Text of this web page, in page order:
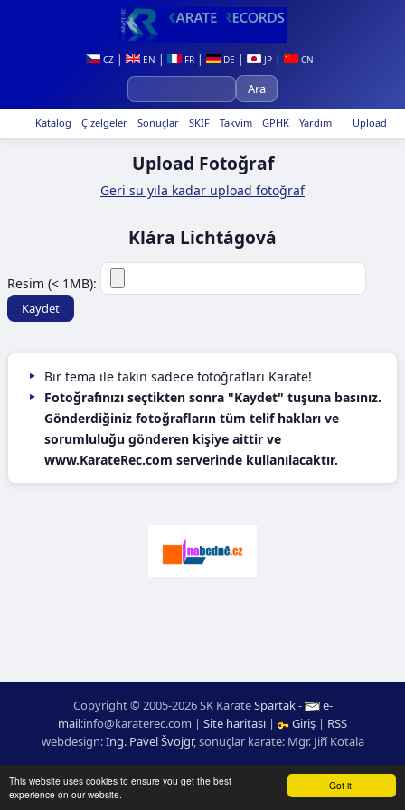
Got it!
This website uses cookies to ensure you get the best
experience on our website.
CZ | EN | FR | DE | JP | CN
Upload
Katalog Çizelgeler Sonuçlar SKIF Takvim GPHK Yardım
Upload Fotoğraf
Geri su yıla kadar upload fotoğraf
Klára Lichtágová
Resim (< 1MB):
Bir tema ile takın sadece fotoğrafları Karate!
Fotoğrafınızı seçtikten sonra "Kaydet" tuşuna basınız.
Gönderdiğiniz fotoğrafların tüm telif hakları ve
sorumluluğu gönderen kişiye aittir ve
www.KarateRec.com serverinde kullanılacaktır.
Copyright © 2005-2026 SK KarateSpartak-
e-
mail:moc.ceretarak@ofni | Site haritası | Giriş | RSS
webdesign:Ing. Pavel Švojgr,sonuçlar karate: Mgr. Jiří Kotala